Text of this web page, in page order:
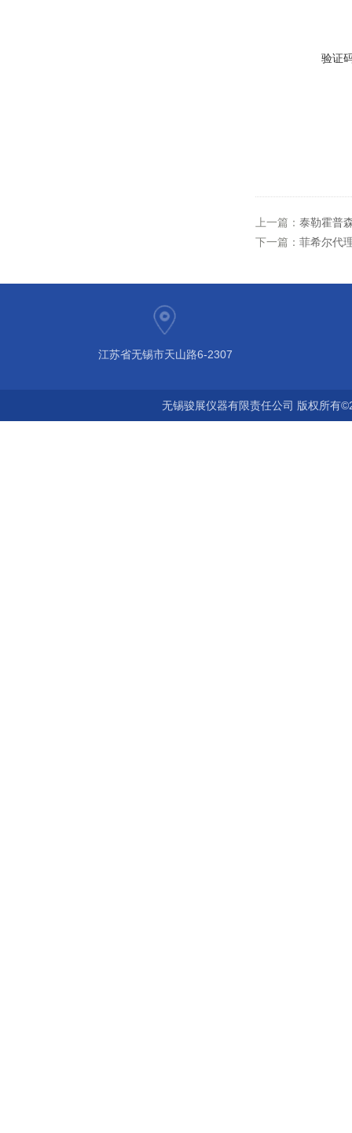
验证
上一篇： 泰勒霍普
下一篇： 菲希尔代
江苏省无锡市天山路6-2307
无锡骏展仪器有限责任公司 版权所有